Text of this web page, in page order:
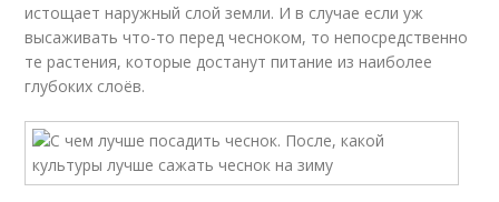
истощает наружный слой земли. И в случае если уж
высаживать что-то перед чесноком, то непосредственно
те растения, которые достанут питание из наиболее
глубоких слоёв.